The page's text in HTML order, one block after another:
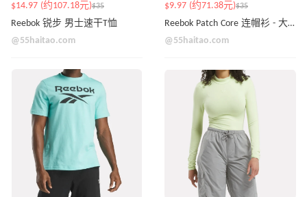
$14.97 (约107.18元)$35
Reebok 锐步 男士速干T恤
@55haitao.com
$9.97 (约71.38元)$35
Reebok Patch Core 连帽衫 - 大童款
@55haitao.com